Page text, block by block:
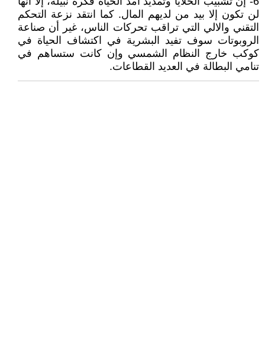
لن تكون إلا بيد من لديهم المال. كما انتقد نزعة التحكم
التقني والالي التي تراقب تحركات الناس، غير أن صناعة
الروبوتات سوف تفيد البشرية في اكتشاف الحياة في
كوكب خارج النظام الشمسي وإن كانت ستساهم في
تنامي البطالة في العديد القطاعات.